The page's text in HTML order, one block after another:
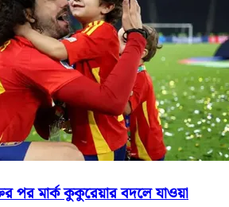
পর মার্ক কুকুরেয়ার বদলে যাওয়া